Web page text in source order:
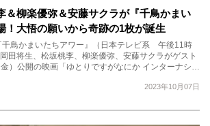
＆柳楽優弥＆安藤サクラが『千鳥かまい
！大悟の願いから奇跡の1枚が誕生
千鳥かまいたちアワー』（日本テレビ系 午後11時
田将生、松坂桃李、柳楽優弥、安藤サクラがゲスト
）公開の映画「ゆとりですがなにか インターナシ…
2023年10月07日